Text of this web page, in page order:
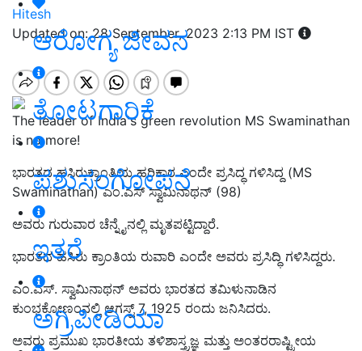
ಆರೋಗ್ಯ ಜೀವನ
ತೋಟಗಾರಿಕೆ
ಪಶುಸಂಗೋಪನೆ
ಇತರೆ
ಅಗ್ರಿಪೀಡಿಯಾ
Hitesh
Updated on: 28 September, 2023 2:13 PM IST
The leader of India's green revolution MS Swaminathan
is no more!
ಭಾರತದ ಹಸಿರುಕ್ರಾಂತಿಯ ಹರಿಕಾರ ಎಂದೇ ಪ್ರಸಿದ್ಧ ಗಳಿಸಿದ್ದ (MS
Swaminathan) ಎಂ.ಎಸ್ ಸ್ವಾಮಿನಾಥನ್ (98)
ಅವರು ಗುರುವಾರ ಚೆನ್ನೈನಲ್ಲಿ ಮೃತಪಟ್ಟಿದ್ದಾರೆ.
ಭಾರತದ ಹಸಿರು ಕ್ರಾಂತಿಯ ರುವಾರಿ ಎಂದೇ ಅವರು ಪ್ರಸಿದ್ಧಿ ಗಳಿಸಿದ್ದರು.
ಎಂ.ಎಸ್. ಸ್ವಾಮಿನಾಥನ್ ಅವರು ಭಾರತದ ತಮಿಳುನಾಡಿನ
ಕುಂಭಕೋಣಂನಲ್ಲಿ ಆಗಸ್ಟ್ 7, 1925 ರಂದು ಜನಿಸಿದರು.
ಅವರು ಪ್ರಮುಖ ಭಾರತೀಯ ತಳಿಶಾಸ್ತ್ರಜ್ಞ ಮತ್ತು ಅಂತರರಾಷ್ಟ್ರೀಯ